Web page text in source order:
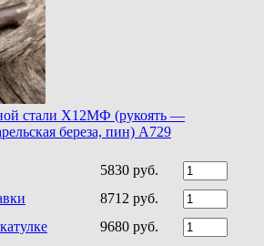
стали Х12МФ (рукоять —
береза, пин) A729
5830 руб.
8712 руб.
9680 руб.